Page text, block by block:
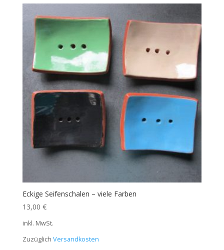
Eckige Seifenschalen – viele Farben
13,00 €
inkl. MwSt.
Zuzüglich Versandkosten